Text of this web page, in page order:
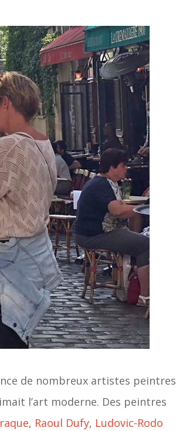
de nombreux artistes peintres
l’art moderne. Des peintres
, Raoul Dufy, Ludovic-Rodo